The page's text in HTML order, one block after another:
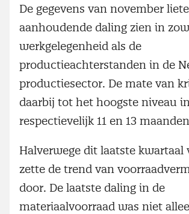
De gegevens van november
aanhoudende daling zien in
werkgelegenheid als de
productieachterstanden in de
productiesector. De mate van
daarbij tot het hoogste niveau
respectievelijk 11 en 13
Halverwege dit laatste kwartaal
zette de trend van
door. De laatste daling in de
materiaalvoorraad was niet